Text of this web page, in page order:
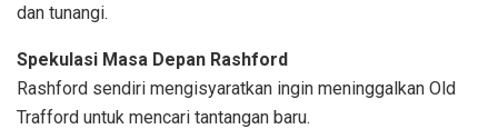
dan tunangi.
Spekulasi Masa Depan Rashford
Rashford sendiri mengisyaratkan ingin meninggalkan Old
Trafford untuk mencari tantangan baru.